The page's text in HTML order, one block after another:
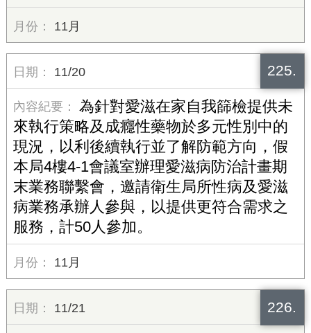
11月
225.
11/20
為針對愛滋在家自我篩檢提供未
來執行策略及成癮性藥物於多元性別中的
現況，以利後續執行並了解防範方向，假
本局4樓4-1會議室辦理愛滋病防治計畫期
末業務聯繫會，邀請衛生局所性病及愛滋
病業務承辦人參與，以提供更符合需求之
服務，計50人參加。
11月
226.
11/21